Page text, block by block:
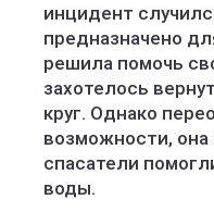
инцидент
предназначено
решила помочь
захотелось
круг. Однако
возможности, она
спасатели
воды.